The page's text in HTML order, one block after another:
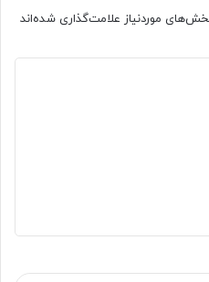
موردنیاز علامت‌گذاری شده‌اند